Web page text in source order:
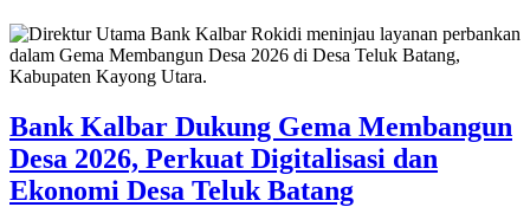
Bank Kalbar Dukung Gema Membangun
Desa 2026, Perkuat Digitalisasi dan
Ekonomi Desa Teluk Batang